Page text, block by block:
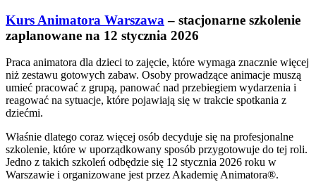
Kurs Animatora Warszawa – stacjonarne szkolenie
zaplanowane na 12 stycznia 2026
Praca animatora dla dzieci to zajęcie, które wymaga znacznie więcej
niż zestawu gotowych zabaw. Osoby prowadzące animacje muszą
umieć pracować z grupą, panować nad przebiegiem wydarzenia i
reagować na sytuacje, które pojawiają się w trakcie spotkania z
dziećmi.
Właśnie dlatego coraz więcej osób decyduje się na profesjonalne
szkolenie, które w uporządkowany sposób przygotowuje do tej roli.
Jedno z takich szkoleń odbędzie się 12 stycznia 2026 roku w
Warszawie i organizowane jest przez Akademię Animatora®.